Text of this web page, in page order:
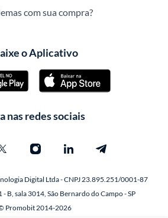
com sua compra?
o Aplicativo
nas redes sociais
Digital Ltda - CNPJ 23.895.251/0001-87
- B, sala 3014, São Bernardo do Campo - SP
Promobit 2014-2026